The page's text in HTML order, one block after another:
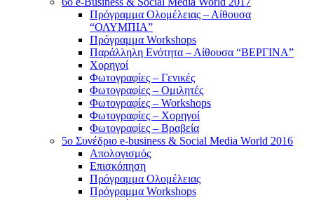
Πρόγραμμα Ολομέλειας – Αίθουσα
“ΟΛΥΜΠΙΑ”
Πρόγραμμα Workshops
Παράλληλη Ενότητα – Αίθουσα “ΒΕΡΓΙΝΑ”
Χορηγοί
Φωτογραφίες – Γενικές
Φωτογραφίες – Ομιλητές
Φωτογραφίες – Workshops
Φωτογραφίες – Χορηγοί
Φωτογραφίες – Βραβεία
5o Συνέδριο e-business & Social Media World 2016
Απολογισμός
Επισκόπηση
Πρόγραμμα Ολομέλειας
Πρόγραμμα Workshops